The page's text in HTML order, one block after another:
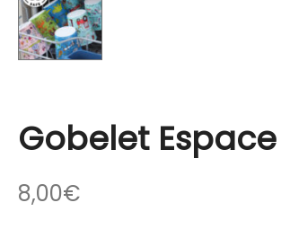
Gobelet Espace
8,00€